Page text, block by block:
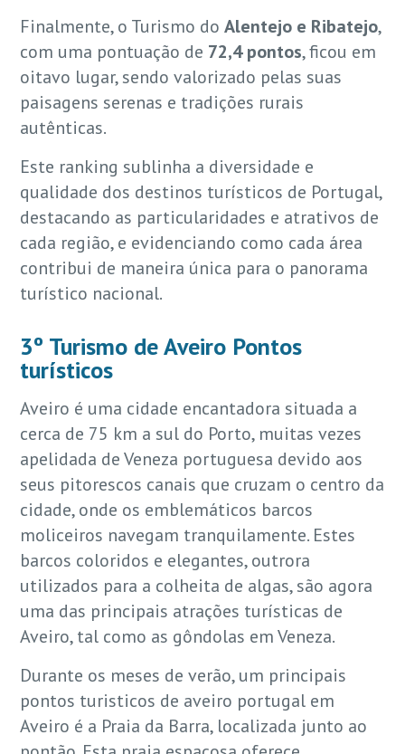
Finalmente, o Turismo doAlentejo e Ribatejo,
com uma pontuação de 72,4 pontos, ficou em
oitavo lugar, sendo valorizado pelas suas
paisagens serenas e tradições rurais
autênticas.
Este ranking sublinha a diversidade e
qualidade dos destinos turísticos de Portugal,
destacando as particularidades e atrativos de
cada região, e evidenciando como cada área
contribui de maneira única para o panorama
turístico nacional.
3º Turismo de Aveiro Pontos
turísticos
Aveiro é uma cidade encantadora situada a
cerca de 75 km a sul do Porto, muitas vezes
apelidada de Veneza portuguesa devido aos
seus pitorescos canais que cruzam o centro da
cidade, onde os emblemáticos barcos
moliceiros navegam tranquilamente. Estes
barcos coloridos e elegantes, outrora
utilizados para a colheita de algas, são agora
uma das principais atrações turísticas de
Aveiro, tal como as gôndolas em Veneza.
Durante os meses de verão, um principais
pontos turisticos de aveiro portugal em
Aveiro é a Praia da Barra, localizada junto ao